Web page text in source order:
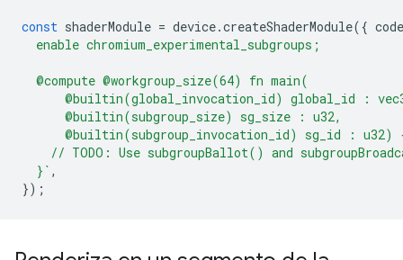
const shaderModule = device.createShaderModule({ code
  enable chromium_experimental_subgroups;
  @compute @workgroup_size(64) fn main(
@builtin(global_invocation_id) global_id :
      @builtin(subgroup_size) sg_size : u32,
@builtin(subgroup_invocation_id) sg_id : u32)
// TODO: Use subgroupBallot() and
  }`
,
});